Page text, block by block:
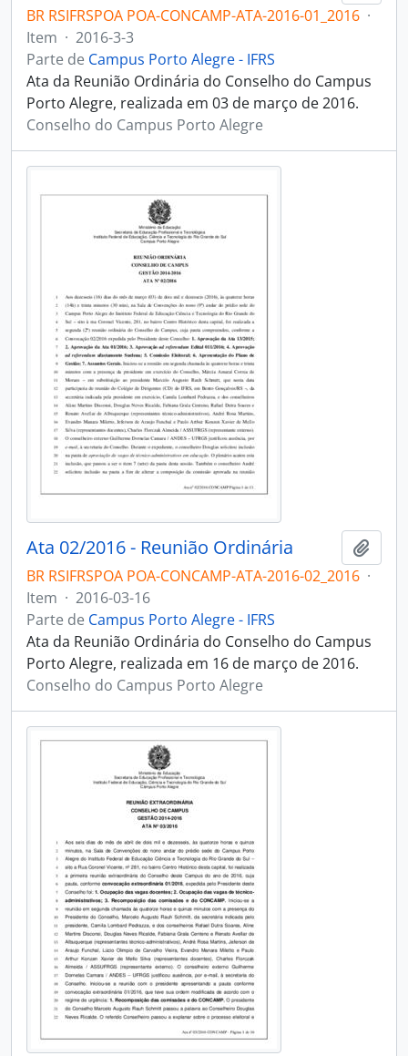
BR RSIFRSPOA POA-CONCAMP-ATA-2016-01_2016 ·
Item · 2016-3-3
Parte de Campus Porto Alegre - IFRS
Ata da Reunião Ordinária do Conselho do Campus
Porto Alegre, realizada em 03 de março de 2016.
Conselho do Campus Porto Alegre
Ata 02/2016 - Reunião Ordinária
BR RSIFRSPOA POA-CONCAMP-ATA-2016-02_2016 ·
Item · 2016-03-16
Parte de Campus Porto Alegre - IFRS
Ata da Reunião Ordinária do Conselho do Campus
Porto Alegre, realizada em 16 de março de 2016.
Conselho do Campus Porto Alegre